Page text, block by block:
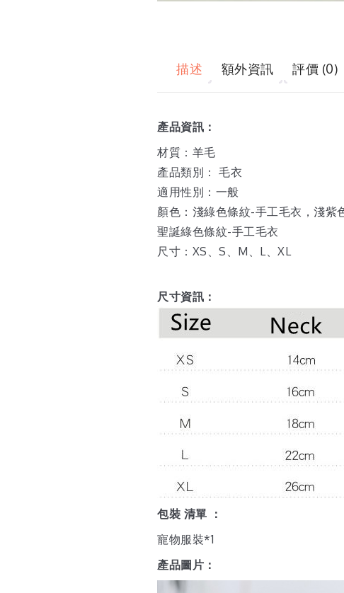
描述 額外資訊 評價 (0)
產品資訊：
材質：羊毛
產品類別： 毛衣
適用性別：一般
顏色：淺綠色條紋-手工毛衣，淺紫
聖誕綠色條紋-手工毛衣
尺寸：XS、S、M、L、XL
尺寸資訊：
包裝 清單 ：
寵物服裝*1
產品圖片：